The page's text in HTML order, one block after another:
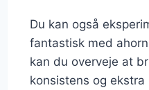
Du kan også
fantastisk med
kan du overveje at
konsistens og ekstra